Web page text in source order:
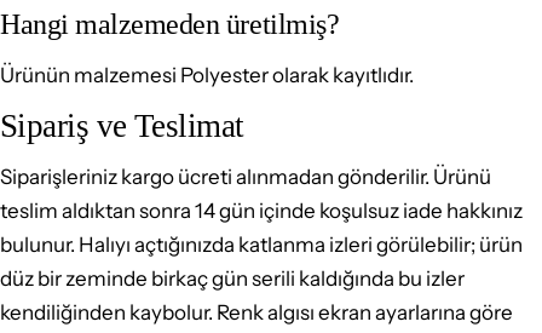
Hangi malzemeden üretilmiş?
Ürünün malzemesi Polyester olarak kayıtlıdır.
Sipariş ve Teslimat
Siparişleriniz kargo ücreti alınmadan gönderilir. Ürünü
teslim aldıktan sonra 14 gün içinde koşulsuz iade hakkınız
bulunur. Halıyı açtığınızda katlanma izleri görülebilir; ürün
düz bir zeminde birkaç gün serili kaldığında bu izler
kendiliğinden kaybolur. Renk algısı ekran ayarlarına göre